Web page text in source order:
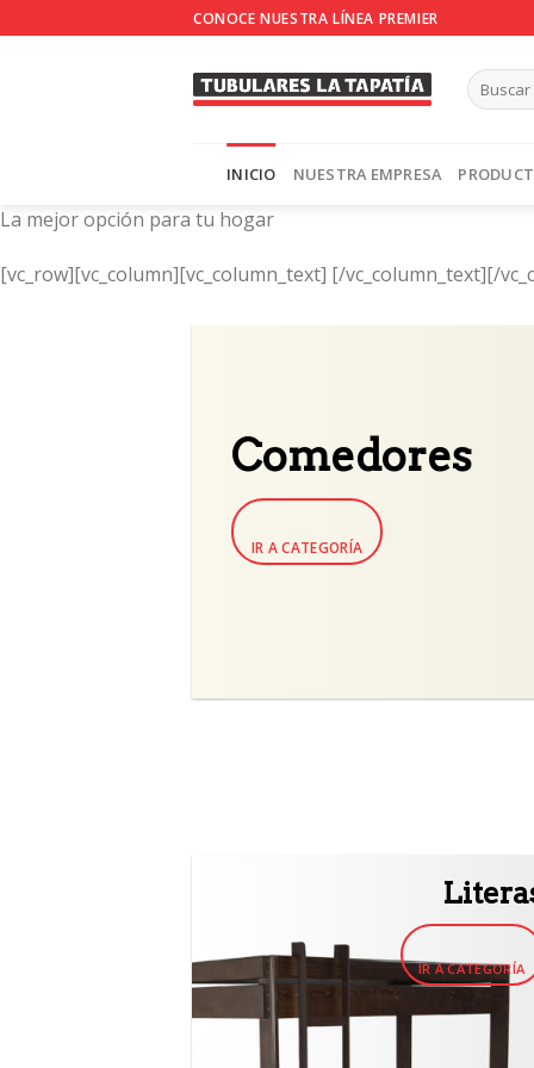
to
CONOCE NUESTRA LÍNEA PREMIER
INICIO NUESTRA EMPRESA
La mejor opción para tu hogar
[vc_row][vc_column][vc_column_text] [/vc_column_text][/
Comedores
IR A CATEGORÍA
IR A CATEGORÍA